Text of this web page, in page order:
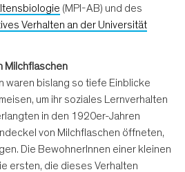
(MPI-AB) und des
Verhalten an der Universität
Milchflaschen
waren bislang so tiefe Einblicke
um ihr soziales Lernverhalten
in den 1920er-Jahren
von Milchflaschen öffneten,
Die BewohnerInnen einer kleinen
ersten, die dieses Verhalten